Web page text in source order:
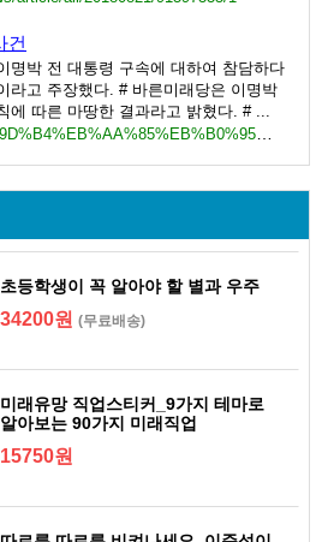
건
명박 전 대통령 구속에 대하여 참담하다
라고 주장했다. # 바른미래당은 이명박
에 따른 마땅한 결과라고 밝혔다. # ...
초등학생이 꼭 알아야 할 별과 우주
34200원(무료배송)
미래유망 직업스티커_9가지 테마로
알아보는 90가지 미래직업
15750원